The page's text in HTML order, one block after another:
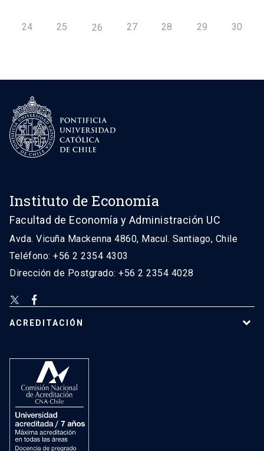
24 25 26 27 28 29 30
Instituto de Economía
Facultad de Economía y Administración UC
Avda. Vicuña Mackenna 4860, Macul. Santiago, Chile
Teléfono: +56 2 2354 4303
Dirección de Postgrado: +56 2 2354 4028
ACREDITACIÓN